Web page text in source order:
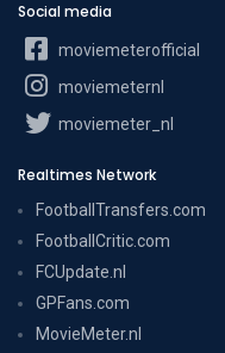
Social media
moviemeterofficial
moviemeternl
moviemeter_nl
Realtimes Network
FootballTransfers.com
FootballCritic.com
FCUpdate.nl
GPFans.com
MovieMeter.nl